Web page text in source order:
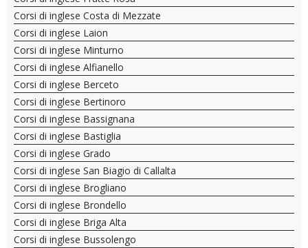
Corsi di inglese Costa di Mezzate
Corsi di inglese Laion
Corsi di inglese Minturno
Corsi di inglese Alfianello
Corsi di inglese Berceto
Corsi di inglese Bertinoro
Corsi di inglese Bassignana
Corsi di inglese Bastiglia
Corsi di inglese Grado
Corsi di inglese San Biagio di Callalta
Corsi di inglese Brogliano
Corsi di inglese Brondello
Corsi di inglese Briga Alta
Corsi di inglese Bussolengo